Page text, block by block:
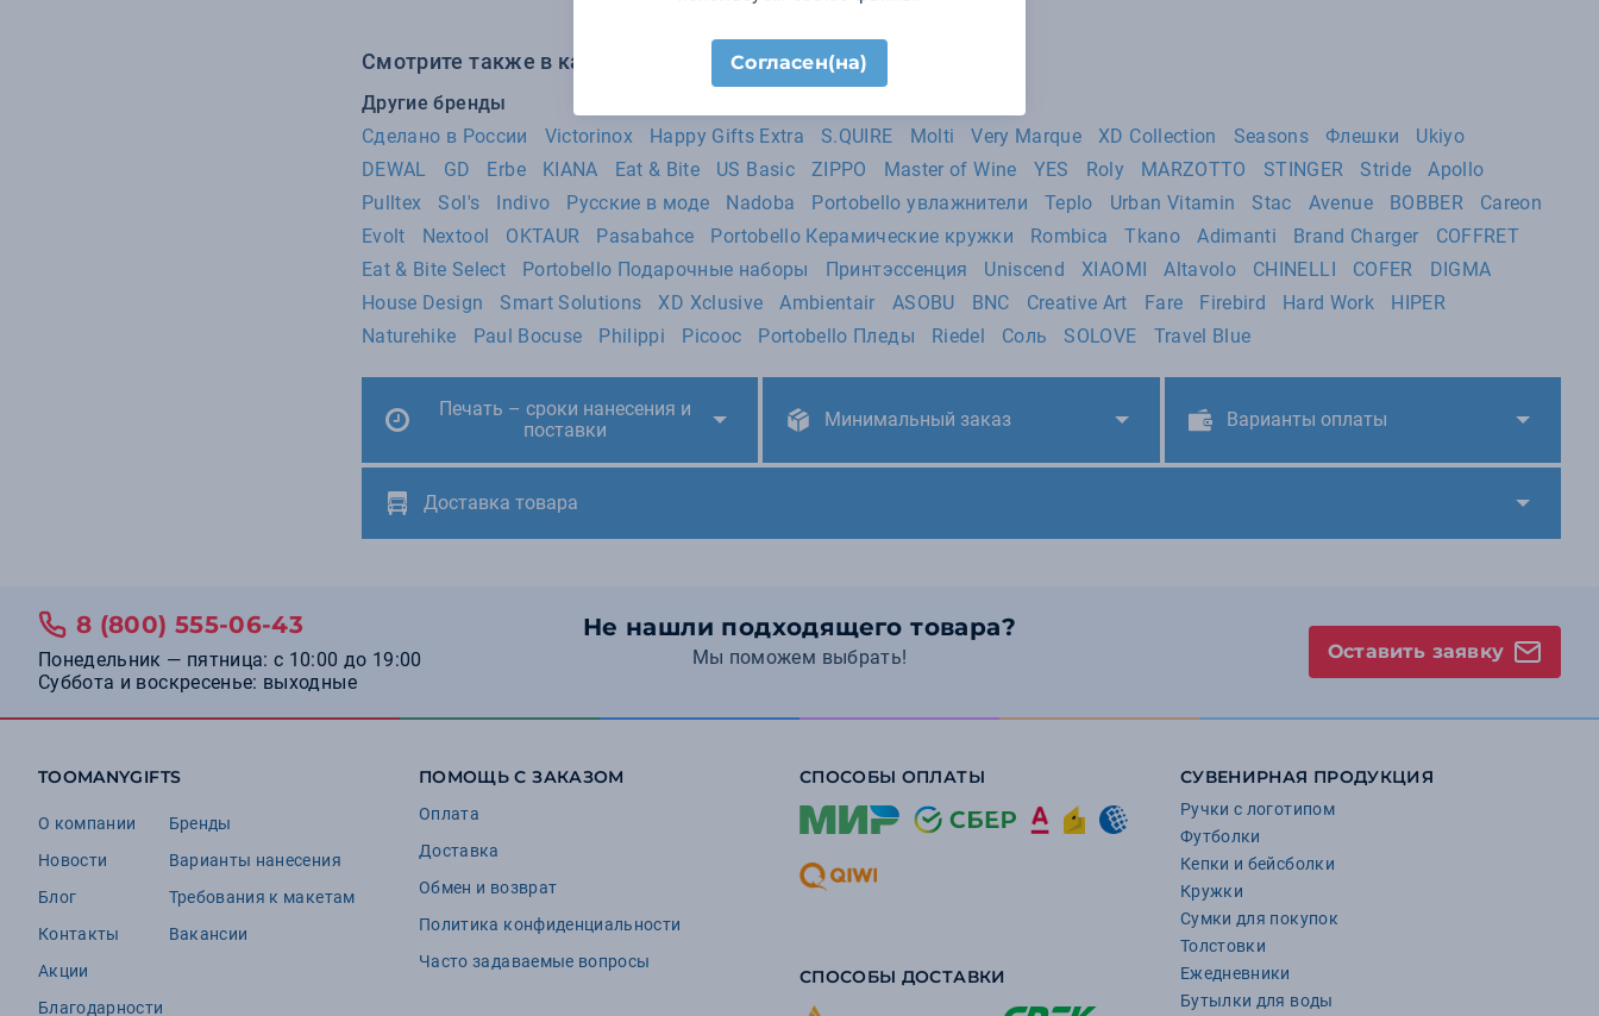
Indivo 8
Русские в моде 8
Teplo 6
Urban Vitamin
Stac
Avenue
BOBBER
Careon
Evolt 4
Смотрите также в категории Товары для дома:
Другие бренды
Сделано в России
Victorinox Happy Gifts Extra S.QUIRE Molti Very Marque XD Collection Seasons Флешки
Ukiyo
DEWAL
GD Erbe KIANA Eat & Bite US Basic ZIPPO Master of Wine YES Roly MARZOTTO STINGER Stride
Apollo
Pulltex
Sol's Indivo Русские в моде Nadoba Portobello увлажнители Teplo Urban Vitamin Stac Avenue BOBBER
Careon
Evolt
Nextool OKTAUR Pasabahce Portobello Керамические кружки Rombica Tkano Adimanti Brand Charger
COFFRET
Eat & Bite Select
Portobello Подарочные наборы Принтэссенция Uniscend XIAOMI Altavolo CHINELLI COFER
DIGMA
House Design
Smart Solutions XD Xclusive Ambientair ASOBU BNC Creative Art Fare Firebird Hard Work
HIPER
Naturehike
Paul Bocuse Philippi Picooc Portobello Пледы Riedel Соль SOLOVE Travel Blue
Печать – сроки нанесения и
поставки
Минимальный заказ Варианты оплаты
Доставка товара
Не нашли подходящего товара?
Мы поможем выбрать!
8 (800) 555-06-43
Понедельник — пятница: с 10:00 до 19:00
Суббота и воскресенье: выходные
Оставить заявку
TOOMANYGIFTS
О компании
Новости
Блог
Контакты
Акции
Благодарности
Бренды
Варианты нанесения
Требования к макетам
Вакансии
ПОМОЩЬ С ЗАКАЗОМ
Оплата
Доставка
Обмен и возврат
Политика конфиденциальности
Часто задаваемые вопросы
СПОСОБЫ ОПЛАТЫ
СПОСОБЫ ДОСТАВКИ
СУВЕНИРНАЯ ПРОДУКЦИЯ
Ручки с логотипом
Футболки
Кепки и бейсболки
Кружки
Сумки для покупок
Толстовки
Ежедневники
Бутылки для воды
Согласен(на)